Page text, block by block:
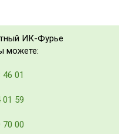
ИК-Фурье
можете:
01
01 59
70 00